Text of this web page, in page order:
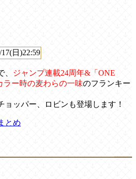
日)22:59
ジャンプ連載24周年&「ONE
ラー時の麦わらの一味のフランキー
ョッパー、ロビンも登場します！
とめ